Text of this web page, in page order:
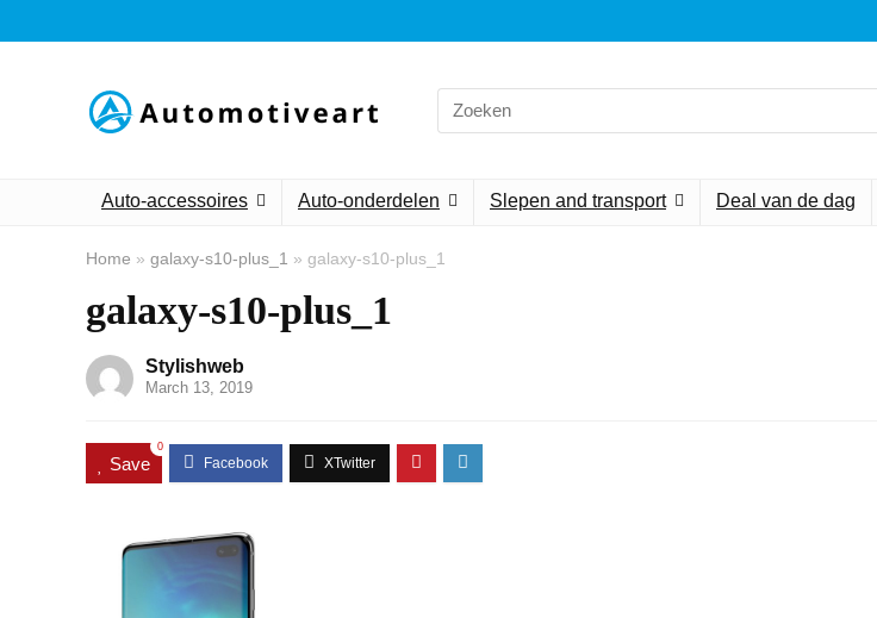
Search
for:
Auto-accessoires Auto-onderdelen Slepen and transport Deal van de dag
Home » galaxy-s10-plus_1 » galaxy-s10-plus_1
galaxy-s10-plus_1
Stylishweb
March 13, 2019
Save
0